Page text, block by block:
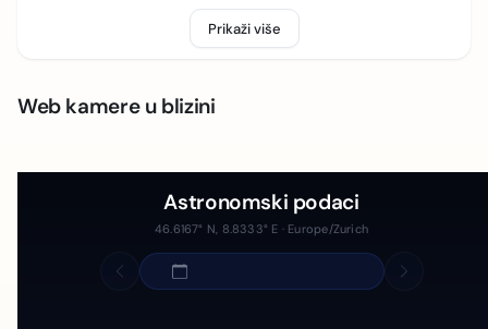
Prikaži više
Web kamere u blizini
Astronomski podaci
46.6167° N, 8.8333° E · Europe/Zurich